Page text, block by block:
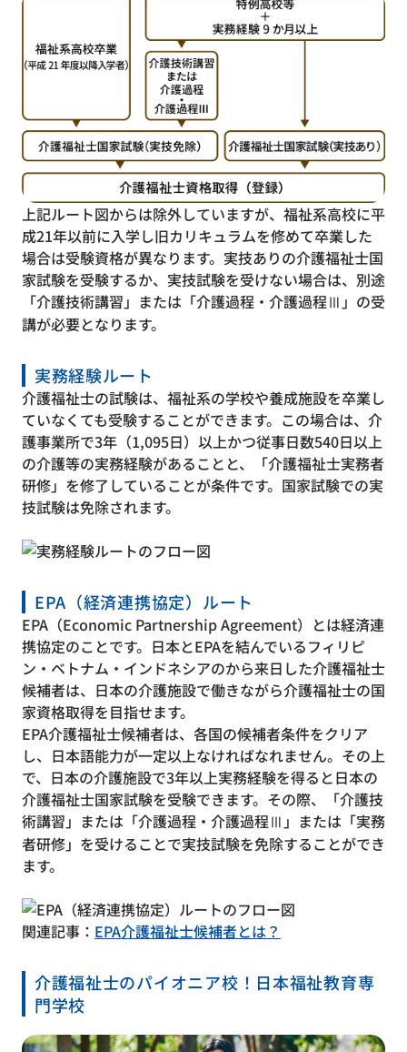
上記ルート図からは除外していますが、福祉系高校に平
成21年以前に入学し旧カリキュラムを修めて卒業した
場合は受験資格が異なります。実技ありの介護福祉士国
家試験を受験するか、実技試験を受けない場合は、別途
「介護技術講習」または「介護過程・介護過程Ⅲ」の受
講が必要となります。
実務経験ルート
介護福祉士の試験は、福祉系の学校や養成施設を卒業し
ていなくても受験することができます。この場合は、介
護事業所で3年（1,095日）以上かつ従事日数540日以上
の介護等の実務経験があることと、「介護福祉士実務者
研修」を修了していることが条件です。国家試験での実
技試験は免除されます。
EPA（経済連携協定）ルート
EPA（Economic Partnership Agreement）とは経済連
携協定のことです。日本とEPAを結んでいるフィリピ
ン・ベトナム・インドネシアのから来日した介護福祉士
候補者は、日本の介護施設で働きながら介護福祉士の国
家資格取得を目指せます。
EPA介護福祉士候補者は、各国の候補者条件をクリア
し、日本語能力が一定以上なければなれません。その上
で、日本の介護施設で3年以上実務経験を得ると日本の
介護福祉士国家試験を受験できます。その際、「介護技
術講習」または「介護過程・介護過程Ⅲ」または「実務
者研修」を受けることで実技試験を免除することができ
ます。
関連記事： EPA介護福祉士候補者とは？
介護福祉士のパイオニア校！日本福祉教育専
門学校